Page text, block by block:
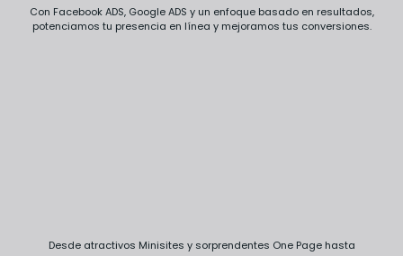
Con Facebook ADS, Google ADS y un enfoque basado en resultados,
potenciamos tu presencia en línea y mejoramos tus conversiones.
Desde atractivos Minisites y sorprendentes One Page hasta